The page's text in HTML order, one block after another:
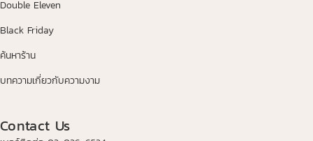
Double Eleven
Black Friday
ค้นหาร้าน
บทความเกี่ยวกับความงาม
Contact Us